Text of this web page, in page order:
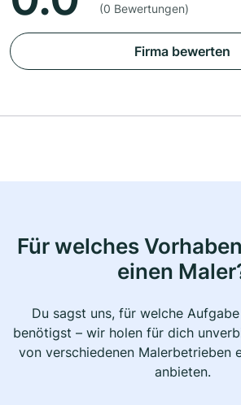
(0 Bewertungen)
Firma bewerten
Für welches
einen
Du sagst uns, für welche
benötigst – wir holen für dich
von verschiedenen Malerbetrieben
anbieten.